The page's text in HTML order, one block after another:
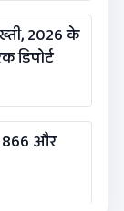
2026 के
डिपोर्ट
866 और